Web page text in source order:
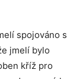
spojováno s
jmelí bylo
kříž pro